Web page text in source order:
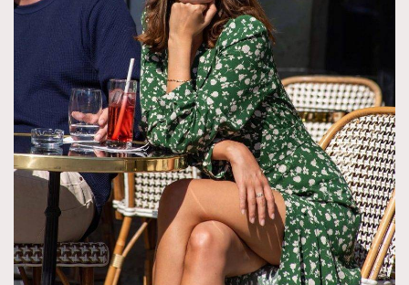
AFrenchMind
DressLikeAParisienne
EmpowerF
FashionWeek FigaroAesthetic